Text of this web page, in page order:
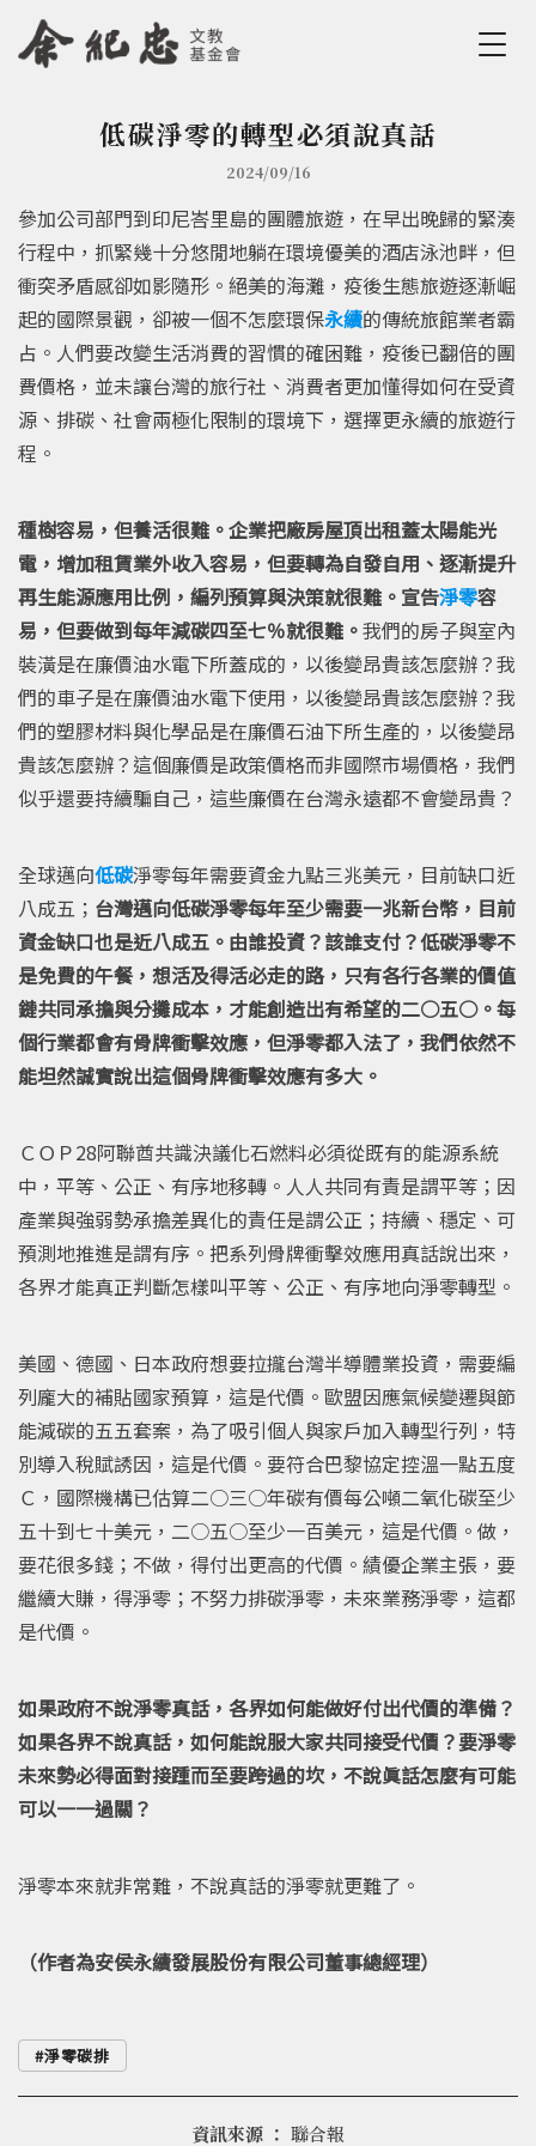
Jump to Navigation
Jump to Main content
您在這裡低碳淨零的轉型必須說真話
2024/09/16
參加公司部門到印尼峇里島的團體旅遊，在早出晚歸的緊湊
行程中，抓緊幾十分悠閒地躺在環境優美的酒店泳池畔，但
衝突矛盾感卻如影隨形。絕美的海灘，疫後生態旅遊逐漸崛
起的國際景觀，卻被一個不怎麼環保永續的傳統旅館業者霸
占。人們要改變生活消費的習慣的確困難，疫後已翻倍的團
費價格，並未讓台灣的旅行社、消費者更加懂得如何在受資
源、排碳、社會兩極化限制的環境下，選擇更永續的旅遊行
程。
種樹容易，但養活很難。企業把廠房屋頂出租蓋太陽能光
電，增加租賃業外收入容易，但要轉為自發自用、逐漸提升
再生能源應用比例，編列預算與決策就很難。宣告淨零容
易，但要做到每年減碳四至七％就很難。我們的房子與室內
裝潢是在廉價油水電下所蓋成的，以後變昂貴該怎麼辦？我
們的車子是在廉價油水電下使用，以後變昂貴該怎麼辦？我
們的塑膠材料與化學品是在廉價石油下所生產的，以後變昂
貴該怎麼辦？這個廉價是政策價格而非國際市場價格，我們
似乎還要持續騙自己，這些廉價在台灣永遠都不會變昂貴？
全球邁向低碳淨零每年需要資金九點三兆美元，目前缺口近
八成五； 台灣邁向低碳淨零每年至少需要一兆新台幣，目前
資金缺口也是近八成五。由誰投資？該誰支付？低碳淨零不
是免費的午餐，想活及得活必走的路，只有各行各業的價值
鏈共同承擔與分攤成本，才能創造出有希望的二○五○。每
個行業都會有骨牌衝擊效應，但淨零都入法了，我們依然不
能坦然誠實說出這個骨牌衝擊效應有多大。
ＣＯＰ28阿聯酋共識決議化石燃料必須從既有的能源系統
中，平等、公正、有序地移轉。人人共同有責是謂平等；因
產業與強弱勢承擔差異化的責任是謂公正；持續、穩定、可
預測地推進是謂有序。把系列骨牌衝擊效應用真話說出來，
各界才能真正判斷怎樣叫平等、公正、有序地向淨零轉型。
美國、德國、日本政府想要拉攏台灣半導體業投資，需要編
列龐大的補貼國家預算，這是代價。歐盟因應氣候變遷與節
能減碳的五五套案，為了吸引個人與家戶加入轉型行列，特
別導入稅賦誘因，這是代價。要符合巴黎協定控溫一點五度
Ｃ，國際機構已估算二○三○年碳有價每公噸二氧化碳至少
五十到七十美元，二○五○至少一百美元，這是代價。做，
要花很多錢；不做，得付出更高的代價。績優企業主張，要
繼續大賺，得淨零；不努力排碳淨零，未來業務淨零，這都
是代價。
如果政府不說淨零真話，各界如何能做好付出代價的準備？
如果各界不說真話，如何能說服大家共同接受代價？要淨零
未來勢必得面對接踵而至要跨過的坎，不說眞話怎麼有可能
可以一一過關？
淨零本來就非常難，不說真話的淨零就更難了。
（作者為安侯永續發展股份有限公司董事總經理）
淨零碳排
資訊來源 ： 聯合報